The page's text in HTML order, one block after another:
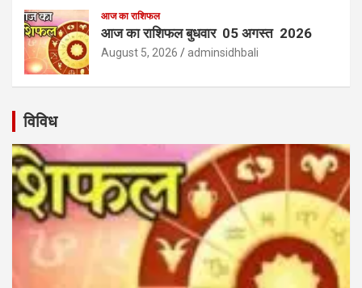
आज का राशिफल
आज का राशिफल बुधवार 05 अगस्त 2026
August 5, 2026 adminsidhbali
विविध